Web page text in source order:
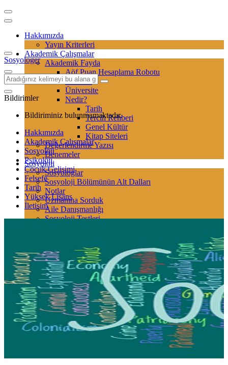
Hakkımızda
Yayın Kriterleri
Akademik Çalışmalar
Akademik Fayda
Aöf Puan Hesaplama Robotu
Sertifika
Üniversite
Nedir?
Tarih
Tercih Rehberi
Genel Kültür
Kitap Siteleri
Değerlendirme Yazısı
Denemeler
Sosyoloji
Sosyologlar
Sosyoloji Bölümünün Alt Dalları
Notlar
Uzmanına Sorduk
Aile Danışmanlığı
Sosyoloji Testleri
Psikoloji
Çocuk Gelişimi
Felsefe
Tarih
Yüksek Lisans
İletişim
Sosyologer
Bildirimler
Bildiriminiz bulunmamaktadır.
Hakkımızda
Akademik Çalışmalar
Sosyoloji
Psikoloji
Çocuk Gelişimi
Felsefe
Tarih
Yüksek Lisans
İletişim